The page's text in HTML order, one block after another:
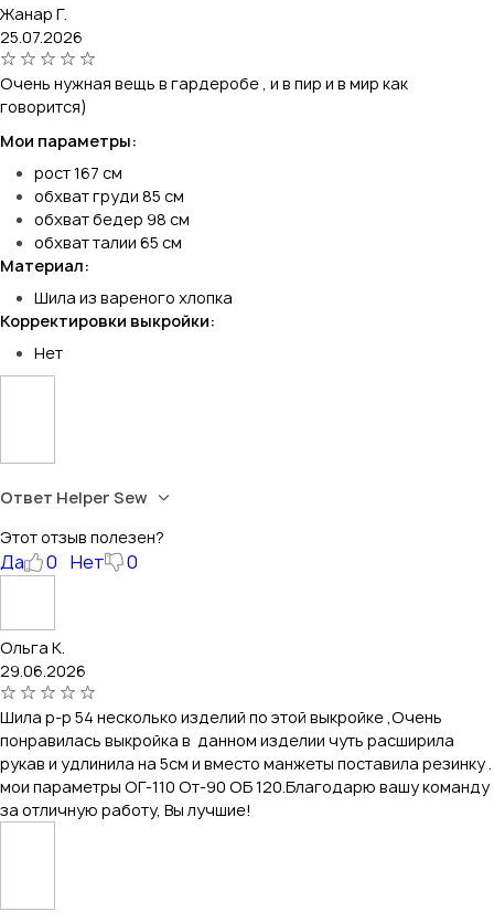
Жанар Г.
25.07.2026
Очень нужная вещь в гардеробе , и в пир и в мир как
говорится)
Мои параметры:
рост 167 см
обхват груди 85 см
обхват бедер 98 см
обхват талии 65 см
Материал:
Шила из вареного хлопка
Корректировки выкройки:
Нет
Ответ Helper Sew
Этот отзыв полезен?
Да 0 Нет 0
Ольга К.
29.06.2026
Шила р-р 54 несколько изделий по этой выкройке ,Очень
понравилась выкройка в данном изделии чуть расширила
рукав и удлинила на 5см и вместо манжеты поставила резинку .
мои параметры ОГ-110 От-90 ОБ 120.Благодарю вашу команду
за отличную работу, Вы лучшие!